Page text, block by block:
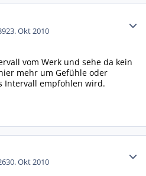
23. Okt 2010
vom Werk und sehe da kein
mehr um Gefühle oder
Intervall empfohlen wird.
30. Okt 2010